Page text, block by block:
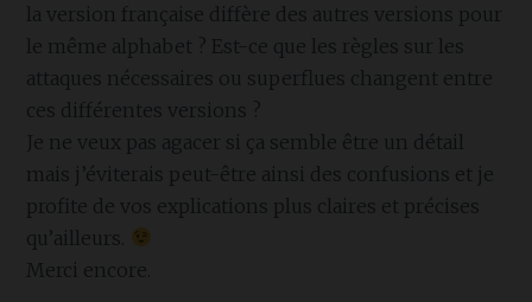
la version française diffère des autres versions pour
le même alphabet ? Est-ce que les règles sur les
attaques nécessaires ou superflues changent entre
ces différentes versions ?
Je ne veux pas agacer si ça semble être un détail
mais j’éviterais peut-être ainsi des confusions et je
profite de vos explications plus claires et précises
qu’ailleurs.
Merci encore.